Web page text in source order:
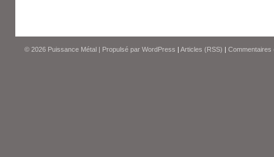
© 2026 Puissance Métal | Propulsé par WordPress | Articles (RSS) | Commentaires